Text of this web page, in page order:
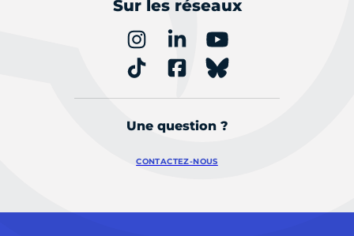
Sur les réseaux
Une question ?
CONTACTEZ-NOUS